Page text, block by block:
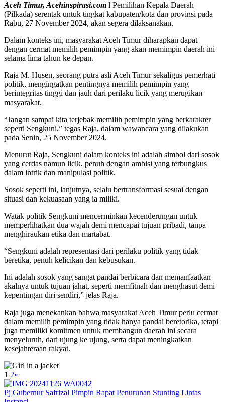
Aceh Timur, Acehinspirasi.com l Pemilihan Kepala Daerah
(Pilkada) serentak untuk tingkat kabupaten/kota dan provinsi pada
Rabu, 27 November 2024, akan segera dilaksanakan.
Dalam konteks ini, masyarakat Aceh Timur diharapkan dapat
dengan cermat memilih pemimpin yang akan memimpin daerah ini
selama lima tahun ke depan.
Raja M. Husen, seorang putra asli Aceh Timur sekaligus pemerhati
politik, mengingatkan pentingnya memilih pemimpin yang
berintegritas tinggi dan jauh dari perilaku licik yang merugikan
masyarakat.
“Jangan sampai kita terjebak memilih pemimpin yang berkarakter
seperti Sengkuni,” tegas Raja, dalam wawancara yang dilakukan
pada Senin, 25 November 2024.
Menurut Raja, Sengkuni dalam konteks ini adalah simbol dari sosok
yang cerdas namun licik, penuh dengan ambisi yang terbungkus
dalam intrik dan manipulasi politik.
Sosok seperti ini, lanjutnya, selalu bertransformasi sesuai dengan
situasi dan kekuasaan yang ia miliki.
Watak politik Sengkuni mencerminkan kecenderungan untuk
memperlihatkan dua wajah demi mencapai tujuan pribadi, tanpa
menghiraukan etika dan martabat.
“Sengkuni adalah representasi dari perilaku politik yang tidak
beretika, penuh kelicikan dan kebusukan.
Ini adalah sosok yang sangat pandai berbicara dan memanfaatkan
akalnya untuk tujuan jahat, seperti memfitnah dan menghasut demi
kepentingan diri sendiri,” jelas Raja.
Raja juga menekankan bahwa masyarakat Aceh Timur perlu cermat
dalam memilih pemimpin yang tidak hanya pandai beretorika, tetapi
juga memiliki komitmen untuk membangun daerah ini secara
menyeluruh, dari ujung ke ujung, serta dapat meningkatkan
kesejahteraan rakyat.
1 2»
Pj Gubernur Safrizal Pimpin Rapat Penurunan Stunting Lintas